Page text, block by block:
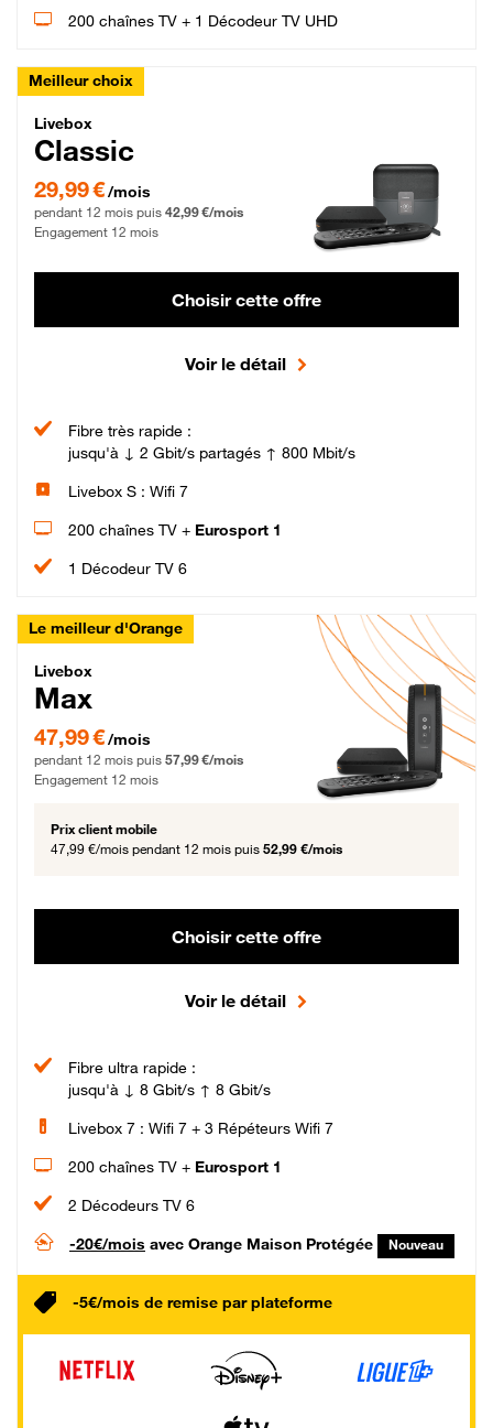
200 chaînes TV + 1 Décodeur TV UHD
Meilleur choix
Livebox Classic Fibre
Livebox
Classic
29,99 € par mois pendant 12 mois puis 42,99 € par mois, Engagement 12 mois
29,99 €/mois
pendant 12 mois puis 42,99 €/mois
Engagement 12 mois
Choisir cette offre
Voir le détail
Fibre très rapide :
jusqu'à ↓ 2 Gbit/s partagés ↑ 800 Mbit/s
Livebox S : Wifi 7
200 chaînes TV + Eurosport 1
1 Décodeur TV 6
Le meilleur d'Orange
Livebox Max Fibre
Livebox
Max
47,99 € par mois pendant 12 mois puis 57,99 € par mois, Engagement 12 mois
47,99 €/mois
pendant 12 mois puis 57,99 €/mois
Engagement 12 mois
Prix client mobile
47,99 €/mois pendant 12 mois puis 52,99 €/mois
Choisir cette offre
Voir le détail
Fibre ultra rapide :
jusqu'à ↓ 8 Gbit/s ↑ 8 Gbit/s
Livebox 7 : Wifi 7 + 3 Répéteurs Wifi 7
200 chaînes TV + Eurosport 1
2 Décodeurs TV 6
-20€/mois avec Orange Maison Protégée Nouveau
-5€/mois de remise par plateforme